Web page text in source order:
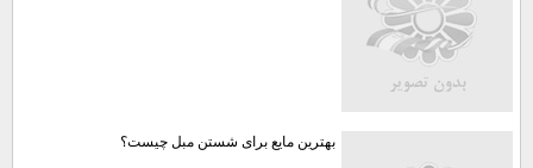
بهترین مایع برای شستن مبل چیست؟